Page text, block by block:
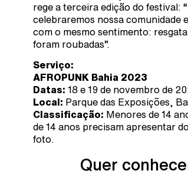
rege a terceira edição do festival:
celebraremos nossa comunidade
com o mesmo sentimento:
foram roubadas”.
Serviço:
AFROPUNK Bahia 2023
Datas: 18 e 19 de novembro de
Local: Parque das Exposições,
Classificação: Menores de 14
de 14 anos precisam apresentar
foto.
Quer